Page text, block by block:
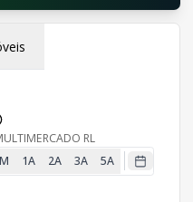
RL
1A 2A 3A 5A